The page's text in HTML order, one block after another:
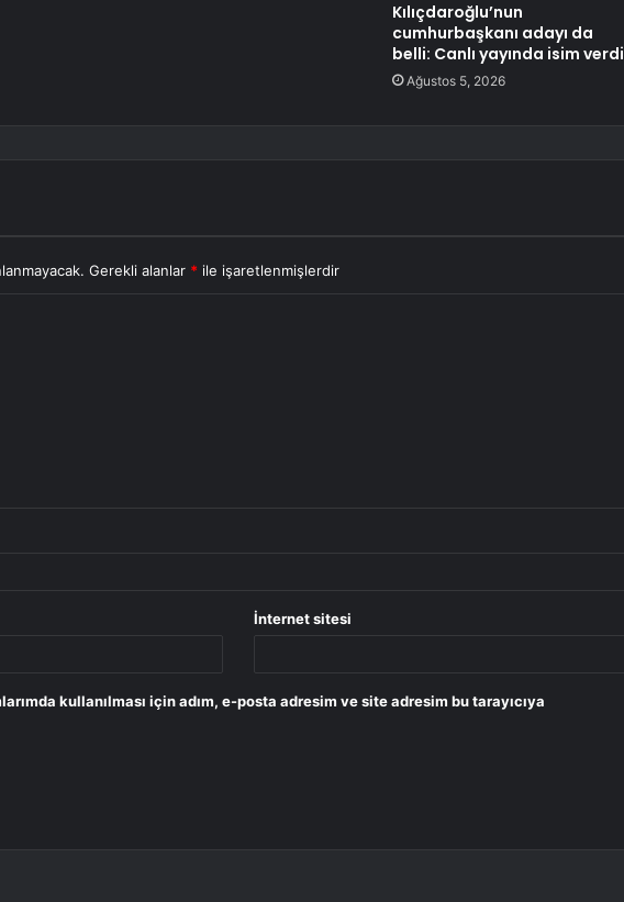
Kılıçdaroğlu’nun
cumhurbaşkanı adayı da
belli: Canlı yayında isim verdi
Ağustos 5, 2026
Gerekli alanlar * ile işaretlenmişlerdir
İnternet sitesi
kullanılması için adım, e-posta adresim ve site adresim bu tarayıcıya